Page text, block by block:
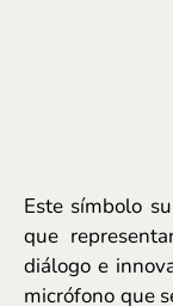
Este símbolo
que
diálogo e
micrófono que